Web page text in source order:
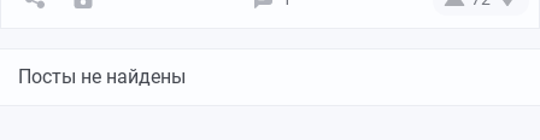
Посты не найдены